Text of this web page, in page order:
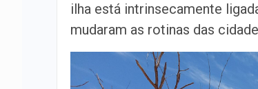
ilha está intrinsecamente
mudaram as rotinas das